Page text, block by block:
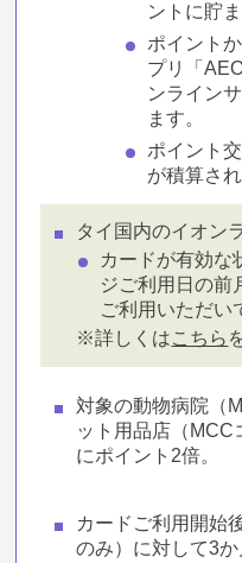
ントに貯
ポイント
プリ「
ンライン
ます。
ポイント
が積算され
タイ国内のイオン
カードが有効な
ジご利用日の前
ご利用いただい
※詳しくはこちら
対象の動物病院（
ット用品店（MCC
にポイント2倍。
カードご利用開始
のみ）に対して3か